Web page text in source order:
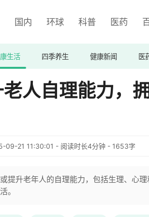
国内 环球 科普 医药
生活 四季养生 健康新闻 医
人自理能力，
09-21 11:30:01 - 阅读时长4分钟 - 1653字
提升老年人的自理能力，包括生理、心
。